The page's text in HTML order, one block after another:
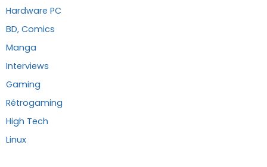
Hardware PC
BD, Comics
Manga
Interviews
Gaming
Rétrogaming
High Tech
Linux